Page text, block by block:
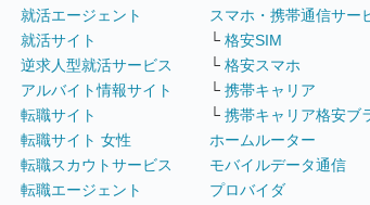
就活エージェント
就活サイト
逆求人型就活サービス
アルバイト情報サイト
転職サイト
転職サイト 女性
転職スカウトサービス
転職エージェント
スマホ・携帯通信サー
└ 格安SIM
└ 格安スマホ
└ 携帯キャリア
└ 携帯キャリア格安ブ
ホームルーター
モバイルデータ通信
プロバイダ